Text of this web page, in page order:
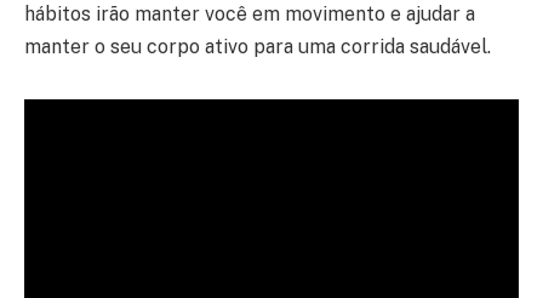
hábitos irão manter você em movimento e ajudar a
manter o seu corpo ativo para uma corrida saudável.